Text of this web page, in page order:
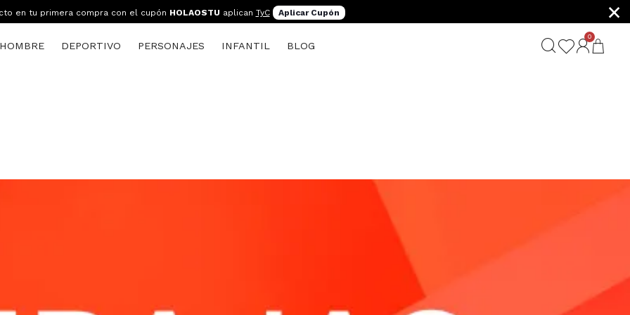
en tu primera compra con el cupón HOLAOSTU aplican TyC Aplicar Cupón ×
HOMBRE DEPORTIVO PERSONAJES INFANTIL BLOG
0